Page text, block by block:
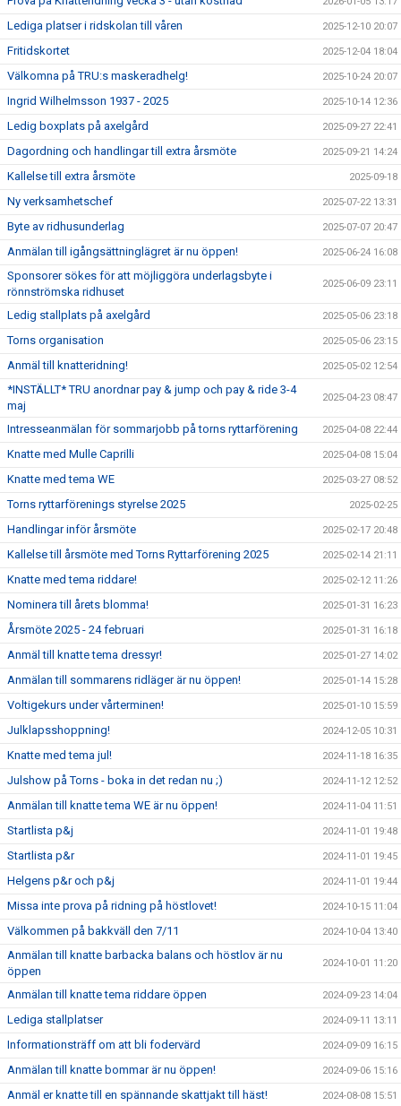
Lediga platser i ridskolan till våren 2025-12-10 20:07
Fritidskortet 2025-12-04 18:04
Välkomna på TRU:s maskeradhelg! 2025-10-24 20:07
Ingrid Wilhelmsson 1937 - 2025 2025-10-14 12:36
Ledig boxplats på axelgård 2025-09-27 22:41
Dagordning och handlingar till extra årsmöte 2025-09-21 14:24
Kallelse till extra årsmöte 2025-09-18
Ny verksamhetschef 2025-07-22 13:31
Byte av ridhusunderlag 2025-07-07 20:47
Anmälan till igångsättninglägret är nu öppen! 2025-06-24 16:08
Sponsorer sökes för att möjliggöra underlagsbyte i
rönnströmska ridhuset
2025-06-09 23:11
Ledig stallplats på axelgård 2025-05-06 23:18
Torns organisation 2025-05-06 23:15
Anmäl till knatteridning! 2025-05-02 12:54
*INSTÄLLT* TRU anordnar pay & jump och pay & ride 3-4
maj
2025-04-23 08:47
Intresseanmälan för sommarjobb på torns ryttarförening 2025-04-08 22:44
Knatte med Mulle Caprilli 2025-04-08 15:04
Knatte med tema WE 2025-03-27 08:52
Torns ryttarförenings styrelse 2025 2025-02-25
Handlingar inför årsmöte 2025-02-17 20:48
Kallelse till årsmöte med Torns Ryttarförening 2025 2025-02-14 21:11
Knatte med tema riddare! 2025-02-12 11:26
Nominera till årets blomma! 2025-01-31 16:23
Årsmöte 2025 - 24 februari 2025-01-31 16:18
Anmäl till knatte tema dressyr! 2025-01-27 14:02
Anmälan till sommarens ridläger är nu öppen! 2025-01-14 15:28
Voltigekurs under vårterminen! 2025-01-10 15:59
Julklapsshoppning! 2024-12-05 10:31
Knatte med tema jul! 2024-11-18 16:35
Julshow på Torns - boka in det redan nu ;) 2024-11-12 12:52
Anmälan till knatte tema WE är nu öppen! 2024-11-04 11:51
Startlista p&j 2024-11-01 19:48
Startlista p&r 2024-11-01 19:45
Helgens p&r och p&j 2024-11-01 19:44
Missa inte prova på ridning på höstlovet! 2024-10-15 11:04
Välkommen på bakkväll den 7/11 2024-10-04 13:40
Anmälan till knatte barbacka balans och höstlov är nu
öppen
2024-10-01 11:20
Anmälan till knatte tema riddare öppen 2024-09-23 14:04
Lediga stallplatser 2024-09-11 13:11
Informationsträff om att bli fodervärd 2024-09-09 16:15
Anmälan till knatte bommar är nu öppen! 2024-09-06 15:16
Anmäl er knatte till en spännande skattjakt till häst! 2024-08-08 15:51